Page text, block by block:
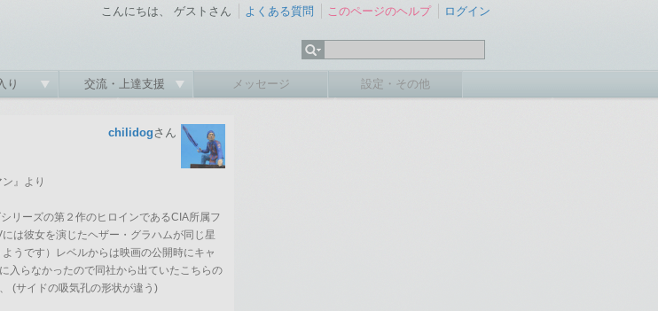
こんにちは、 ゲストさん よくある質問 このページのヘルプ ログイン
り 交流・上達支援 メッセージ 設定・その他
chilidogさん
』より
リーズの第２作のヒロインであるCIA所属フ
は彼女を演じたヘザー・グラハムが同じ星
うです）レベルからは映画の公開時にキャ
入らなかったので同社から出ていたこちらの
(サイドの吸気孔の形状が違う)